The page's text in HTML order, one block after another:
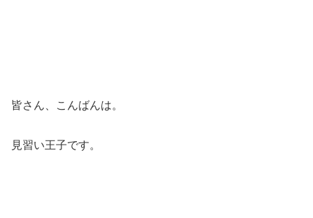
皆さん、こんばんは。
見習い王子です。